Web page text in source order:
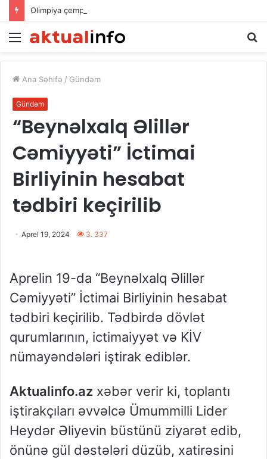
Olimpiya çempionunun atası vəfat etdi – FOTO
Menu
Ana Səhifə / Gündəm
Gündəm
“Beynəlxalq Əlillər
Cəmiyyəti” İctimai
Birliyinin hesabat
tədbiri keçirilib
Aprel 19, 2024 3. 337
Aprelin 19-da “Beynəlxalq Əlillər
Cəmiyyəti” İctimai Birliyinin hesabat
tədbiri keçirilib. Tədbirdə dövlət
qurumlarının, ictimaiyyət və KİV
nümayəndələri iştirak ediblər.
Aktualinfo.az xəbər verir ki, toplantı
iştirakçıları əvvəlcə Ümummilli Lider
Heydər Əliyevin büstünü ziyarət edib,
önünə gül dəstələri düzüb, xatirəsini